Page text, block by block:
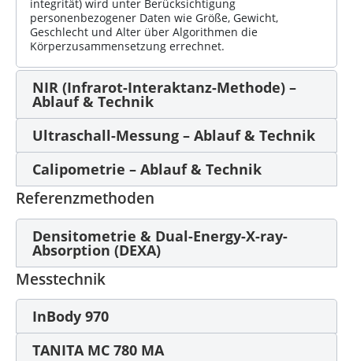
integrität) wird unter Berücksichtigung
personenbezogener Daten wie Größe, Gewicht,
Geschlecht und Alter über Algorithmen die
Körperzusammensetzung errechnet.
NIR (Infrarot-Interaktanz-Methode) –
Ablauf & Technik
Ultraschall-Messung – Ablauf & Technik
Calipometrie – Ablauf & Technik
Referenzmethoden
Densitometrie & Dual-Energy-X-ray-
Absorption (DEXA)
Messtechnik
InBody 970
TANITA MC 780 MA